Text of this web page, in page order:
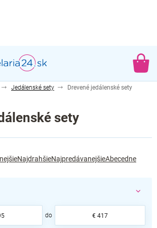
Jedálenské sety Drevené jedálenské sety
sety
NajdrahšieNajpredávanejšieAbecedne
€ 417